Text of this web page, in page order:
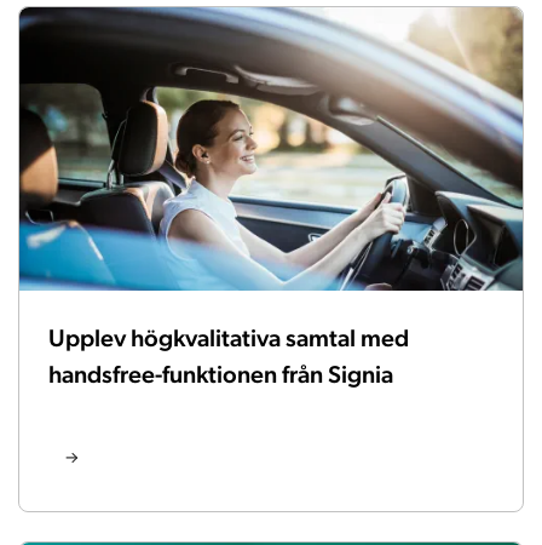
Upplev högkvalitativa samtal med
handsfree-funktionen från Signia